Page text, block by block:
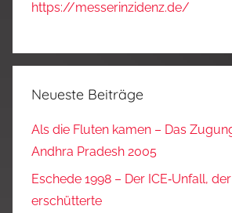
https://messerinzidenz.de/
Neueste Beiträge
Als die Fluten kamen – Das
Andhra Pradesh 2005
Eschede 1998 – Der ICE‑Unfall,
erschütterte